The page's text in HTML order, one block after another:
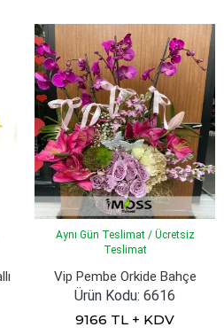
Aynı Gün Teslimat / Ücretsiz
Teslimat
Vip Pembe Orkide Bahçe
Ürün Kodu: 6616
9166 TL + KDV